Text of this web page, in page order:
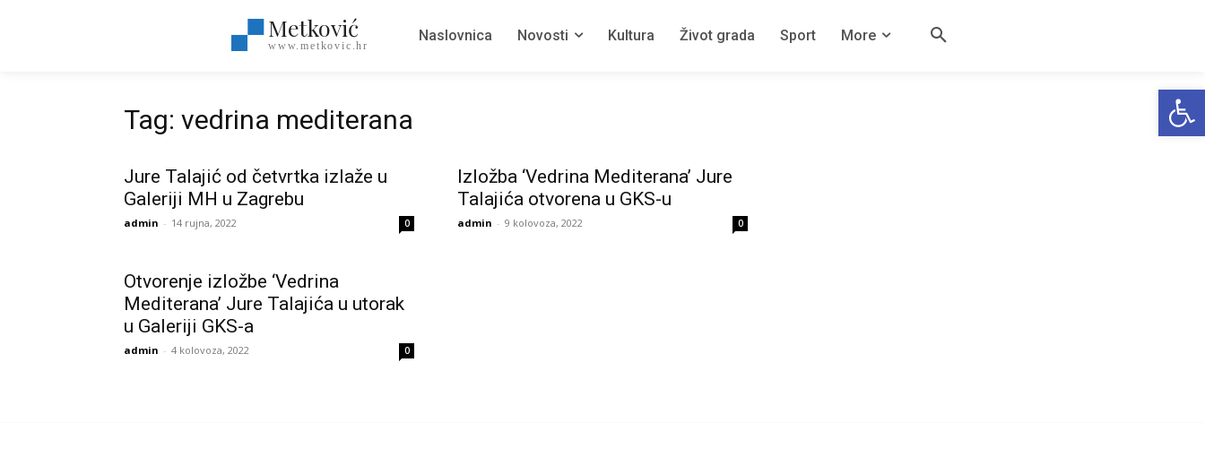
Metković
www.metkovic.hr
Naslovnica Novosti Kultura Život grada Sport More
Tag: vedrina mediterana
Jure Talajić od četvrtka izlaže u
Galeriji MH u Zagrebu
admin - 14 rujna, 2022 0
Izložba ‘Vedrina Mediterana’ Jure
Talajića otvorena u GKS-u
admin - 9 kolovoza, 2022 0
Otvorenje izložbe ‘Vedrina
Mediterana’ Jure Talajića u utorak
u Galeriji GKS-a
admin - 4 kolovoza, 2022 0